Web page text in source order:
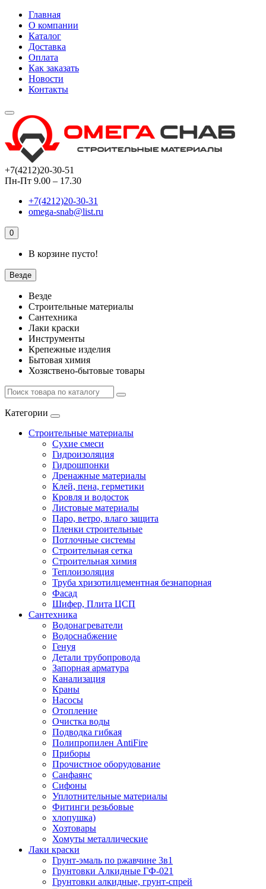
Главная
О компании
Каталог
Доставка
Оплата
Как заказать
Новости
Контакты
+7(4212)20-30-51
Пн-Пт 9.00 – 17.30
+7(4212)20-30-31
omega-snab@list.ru
0
В корзине пусто!
Везде
Везде
Строительные материалы
Сантехника
Лаки краски
Инструменты
Крепежные изделия
Бытовая химия
Хозяствено-бытовые товары
Категории
Строительные материалы
Сухие смеси
Гидроизоляция
Гидрошпонки
Дренажные материалы
Клей, пена, герметики
Кровля и водосток
Листовые материалы
Паро, ветро, влаго защита
Пленки строительные
Потлочные системы
Строительная сетка
Строительная химия
Теплоизоляция
Труба хризотилцементная безнапорная
Фасад
Шифер, Плита ЦСП
Сантехника
Водонагреватели
Водоснабжение
Генуя
Детали трубопровода
Запорная арматура
Канализация
Краны
Насосы
Отопление
Очистка воды
Подводка гибкая
Полипропилен AntiFire
Приборы
Прочистное оборудование
Санфаянс
Сифоны
Уплотнительные материалы
Фитинги резьбовые
хлопушка)
Хозтовары
Хомуты металлические
Лаки краски
Грунт-эмаль по ржавчине 3в1
Грунтовки Алкидные ГФ-021
Грунтовки алкидные, грунт-спрей